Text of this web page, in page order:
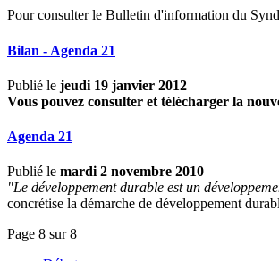
Pour consulter le Bulletin d'information du
Bilan - Agenda 21
Publié le jeudi 19 janvier 2012
Vous pouvez consulter et télécharger la
Agenda 21
Publié le mardi 2 novembre 2010
"Le développement durable est un
concrétise la démarche de développement
Page 8 sur 8